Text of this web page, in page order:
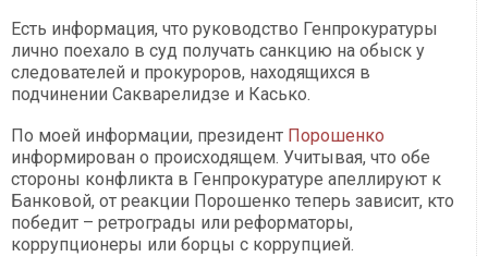
Есть информация, что руководство Генпрокуратуры
лично поехало в суд получать санкцию на обыск у
следователей и прокуроров, находящихся в
подчинении Сакварелидзе и Касько.
По моей информации, президент Порошенко
информирован о происходящем. Учитывая, что обе
стороны конфликта в Генпрокуратуре апеллируют к
Банковой, от реакции Порошенко теперь зависит, кто
победит – ретрограды или реформаторы,
коррупционеры или борцы с коррупцией.